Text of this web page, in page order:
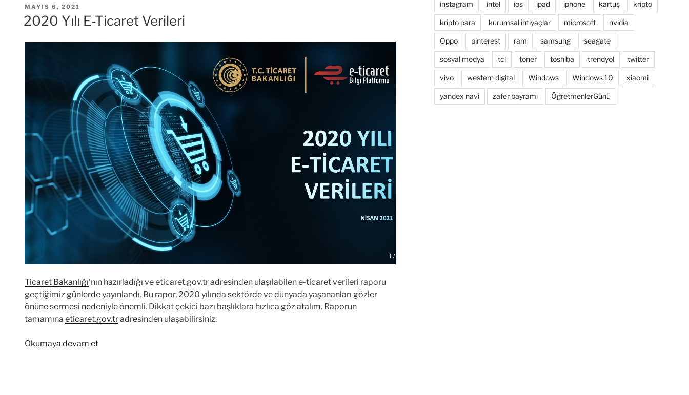
Kararını
YAYIM
TARIHI
MAYIS 6, 2021
2020 Yılı E-Ticaret Verileri
Ticaret Bakanlığı‘nın hazırladığı ve eticaret.gov.tr adresinden ulaşılabilen e-ticaret verileri raporu
geçtiğimiz günlerde yayınlandı. Bu rapor, 2020 yılında sektörde ve dünyada yaşananları gözler
önüne sermesi nedeniyle önemli. Dikkat çekici bazı başlıklara hızlıca göz atalım. Raporun
tamamına eticaret.gov.tradresinden ulaşabilirsiniz.
Okumaya devam et“2020
instagram intel ios ipad iphone kartuş kripto
kripto para kurumsal ihtiyaçlar microsoft nvidia
Oppo pinterest ram samsung seagate
sosyal medya tcl toner toshiba trendyol twitter
vivo western digital Windows Windows 10 xiaomi
yandex navi zafer bayramı ÖğretmenlerGünü